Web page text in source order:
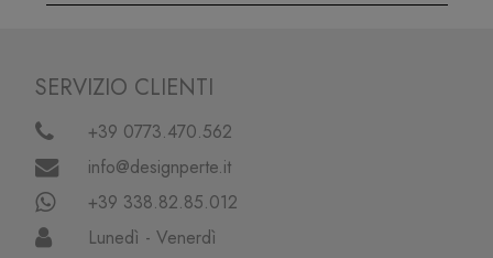
SERVIZIO CLIENTI
+39 0773.470.562
info@designperte.it
+39 338.82.85.012
Lunedì - Venerdì